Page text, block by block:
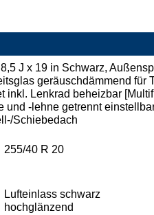
J x 19 in Schwarz,
geräuschdämmend für
Lenkrad beheizbar
-lehne getrennt
Schiebedach
255/40 R 20
Lufteinlass schwarz
hochglänzend